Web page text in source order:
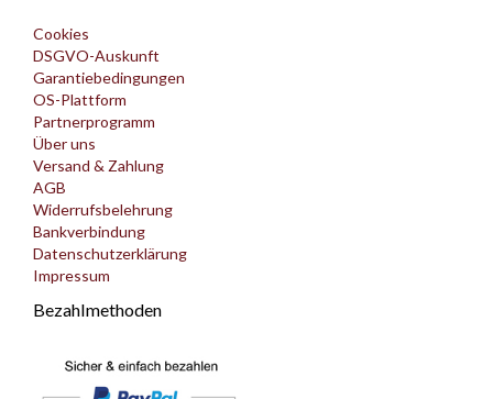
Cookies
DSGVO-Auskunft
Garantiebedingungen
OS-Plattform
Partnerprogramm
Über uns
Versand & Zahlung
AGB
Widerrufsbelehrung
Bankverbindung
Datenschutzerklärung
Impressum
Bezahlmethoden